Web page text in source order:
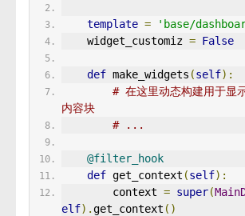
template =
'base/
    widget_customiz
= False
def make_widgets (self):
# 在这里动态构建用于显
内容块
# ...
@filter_hook
def get_context (self):
        context
= super(
elf).get_context ()